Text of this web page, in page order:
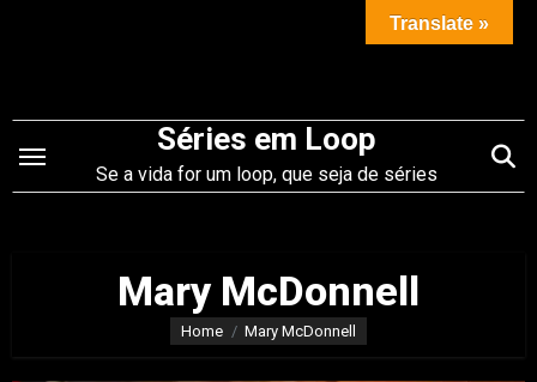
conteúdo
Séries em Loop
Se a vida for um loop, que seja de séries
Mary McDonnell
Home Mary McDonnell
Translate »